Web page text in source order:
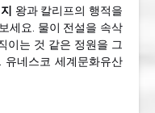
왕과 칼리프의 행적을
세요. 물이 전설을 속삭
이는 것 같은 정원을 그
유네스코 세계문화유산